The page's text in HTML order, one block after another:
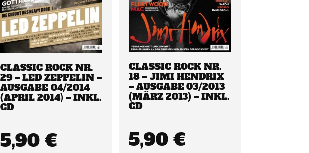
CLASSIC ROCK NR.
29 – LED ZEPPELIN –
AUSGABE 04/2014
(APRIL 2014) – INKL.
CD
5,90 €
CLASSIC ROCK NR.
18 – JIMI HENDRIX
– AUSGABE 03/2013
(MÄRZ 2013) – INKL.
CD
5,90€